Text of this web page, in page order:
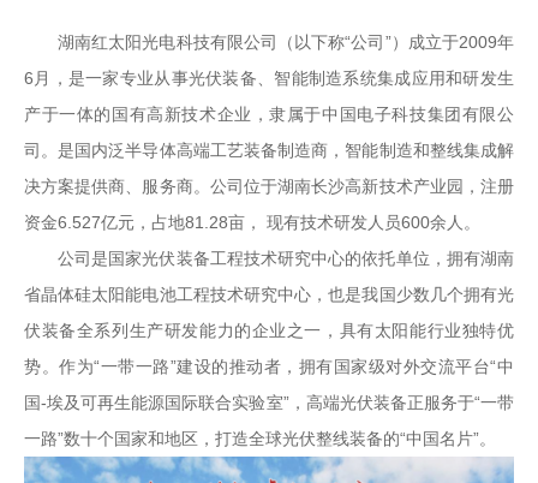
湖南红太阳光电科技有限公司（以下称“公司”）成立于2009年
6月，是一家专业从事光伏装备、智能制造系统集成应用和研发生
产于一体的国有高新技术企业，隶属于中国电子科技集团有限公
司。是国内泛半导体高端工艺装备制造商，智能制造和整线集成解
决方案提供商、服务商。公司位于湖南长沙高新技术产业园，注册
资金6.527亿元，占地81.28亩， 现有技术研发人员600余人。
公司是国家光伏装备工程技术研究中心的依托单位，拥有湖南
省晶体硅太阳能电池工程技术研究中心，也是我国少数几个拥有光
伏装备全系列生产研发能力的企业之一，具有太阳能行业独特优
势。作为“一带一路”建设的推动者，拥有国家级对外交流平台“中
国-埃及可再生能源国际联合实验室”，高端光伏装备正服务于“一带
一路”数十个国家和地区，打造全球光伏整线装备的“中国名片”。